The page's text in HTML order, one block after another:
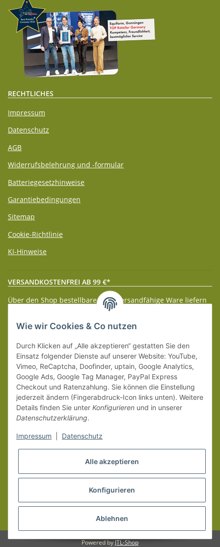
RECHTLICHES
Impressum
Datenschutz
AGB
Widerrufsbelehrung und -formular
Batteriegesetzhinweise
Garantiebedingungen
Sitemap
Cookie-Richtlinie
KI-Hinweise
VERSANDKOSTENFREI AB 99 €*
Über den Shop bestellbare paketversandfähige Ware liefern
wir innerhalb Deutschland (Festland) ab 99 € * Warenwert
versandkostenfrei.
Weitere Versanddetails entnehmen Sie bitte unserenLiefer-
und Zahlungsbedingungen.
Vertrag widerrufen
* Alle Preise inkl. gesetzlicher MwSt.
Powered byJTL-Shop
Wie wir Cookies & Co nutzen
Durch Klicken auf „Alle akzeptieren“ gestatten Sie den
Einsatz folgender Dienste auf unserer Website: YouTube,
Vimeo, ReCaptcha, Doofinder, uptain, Google Analytics,
Google Ads, Google Tag Manager, PayPal Express
Checkout und Ratenzahlung. Sie können die Einstellung
jederzeit ändern (Fingerabdruck-Icon links unten). Weitere
Details finden Sie unter Konfigurieren und in unserer
Datenschutzerklärung.
Impressum Datenschutz
Alle akzeptieren
Konfigurieren
Ablehnen